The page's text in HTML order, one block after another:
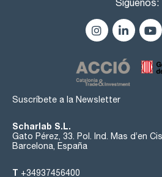
Síguenos:
Suscríbete a la Newsletter
Scharlab S.L.
Gato Pérez, 33. Pol. Ind. Mas d’en
Barcelona, España
T +34937456400